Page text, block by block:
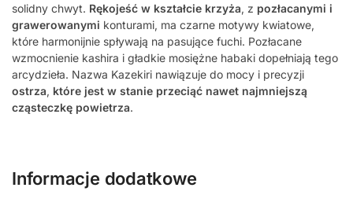
solidny chwyt. Rękojeść w kształcie krzyża, z pozłacanymi i
grawerowanymi konturami, ma czarne motywy kwiatowe,
które harmonijnie spływają na pasujące fuchi. Pozłacane
wzmocnienie kashira i gładkie mosiężne habaki dopełniają tego
arcydzieła. Nazwa Kazekiri nawiązuje do mocy i precyzji
ostrza, które jest w stanie przeciąć nawet najmniejszą
cząsteczkę powietrza.
Informacje dodatkowe